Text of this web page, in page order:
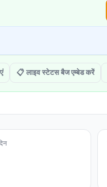
📋 लाइव स्टेटस बैज एम्बेड करें